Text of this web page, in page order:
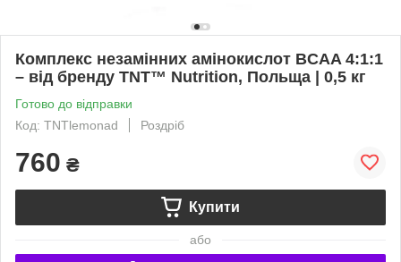
Комплекс незамінних амінокислот BCAA 4:1:1
– від бренду TNT™ Nutrition, Польща | 0,5 кг
Готово до відправки
Код: TNTlemonad
Роздріб
760 ₴
Купити
або